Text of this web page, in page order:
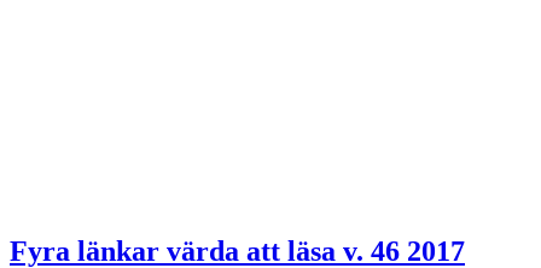
Fyra länkar värda att läsa v. 46 2017